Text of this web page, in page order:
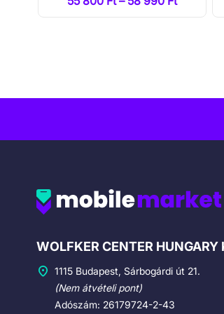
Cégadatok
WOLFKER CENTER HUNGARY
1115 Budapest, Sárbogárdi út 21.
(Nem átvételi pont)
Adószám: 26179724-2-43